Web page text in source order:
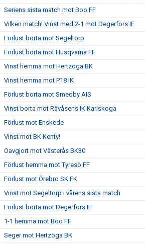
Seriens sista match mot Boo FF
Vilken match! Vinst med 2-1 mot Degerfors IF
Förlust borta mot Segeltorp
Förlust borta mot Husqvarna FF
Vinst hemma mot Hertzöga BK
Vinst hemma mot P18 IK
Förlust borta mot Smedby AIS
Vinst borta mot Rävåsens IK Karlskoga
Förlust mot Enskede
Vinst mot BK Kenty!
Oavgjort mot Västerås BK30
Förlust hemma mot Tyresö FF
Förlust mot Örebro SK FK
Vinst mot Segeltorp i vårens sista match
Förlust borta mot Degerfors IF
1-1 hemma mot Boo FF
Seger mot Hertzöga BK